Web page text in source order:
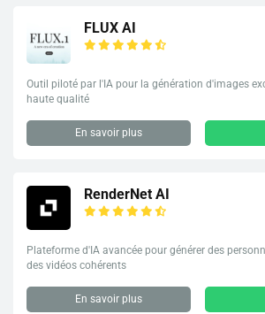
FLUX AI
Outil piloté par l'IA pour la génération d'images
haute qualité
En savoir plus
RenderNet AI
Plateforme d'IA avancée pour générer des
des vidéos cohérents
En savoir plus